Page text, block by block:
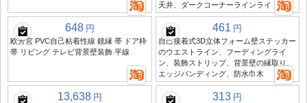
天井、ダークコーナーラインライト
648 円
欧芳宮 PVC自己粘着性線 鏡縁 帯 ドア枠
帯 リビング テレビ背景壁装飾 平線
461 円
自己接着式3D立体フォーム壁ステッカー
のウエストライン、フーディングライ
ン、装飾ストリップ、背景壁の縁取り、
エッジバンディング、防水巾木
13,638 円 313 円